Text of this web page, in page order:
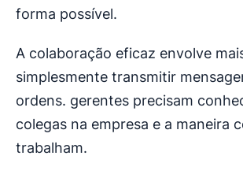
forma possível.
A colaboração eficaz envolve
simplesmente transmitir
ordens. gerentes precisam
colegas na empresa e a maneira
trabalham.